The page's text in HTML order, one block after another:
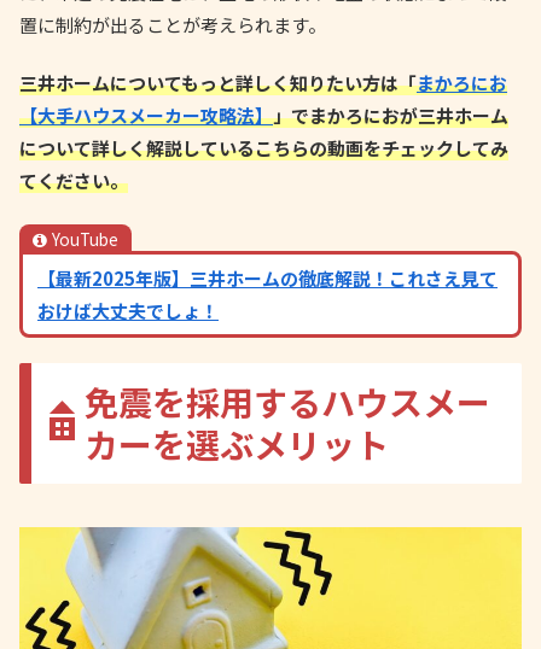
置に制約が出ることが考えられます。
三井ホームについてもっと詳しく知りたい方は「まかろにお
【大手ハウスメーカー攻略法】」でまかろにおが三井ホーム
について詳しく解説しているこちらの動画をチェックしてみ
てください。
YouTube
【最新2025年版】三井ホームの徹底解説！これさえ見て
おけば大丈夫でしょ！
免震を採用するハウスメー
カーを選ぶメリット